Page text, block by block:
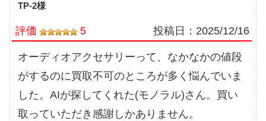
TP-2様
評価 5 投稿日： 2025/12/16
オーディオアクセサリーって、なかなかの値段
がするのに買取不可のところが多く悩んでいま
した。AIが探してくれた(モノラル)さん。買い
取っていただき感謝しかありません。